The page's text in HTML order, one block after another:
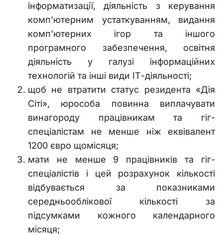
інформатизації, діяльність з керування
комп’ютерним устаткуванням, видання
комп’ютерних ігор та іншого
програмного забезпечення, освітня
діяльність у галузі інформаційних
технологій та інші види ІТ-діяльності;
щоб не втратити статус резидента «Дія
Сіті», юрособа повинна виплачувати
винагороду працівникам та гіг-
спеціалістам не менше ніж еквівалент
1200 євро щомісяця;
мати не менше 9 працівників та гіг-
спеціалістів і цей розрахунок кількості
відбувається за показниками
середньооблікової кількості за
підсумками кожного календарного
місяця;